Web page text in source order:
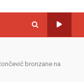
bronzane na